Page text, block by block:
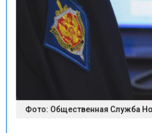
Фото: Общественная Служба